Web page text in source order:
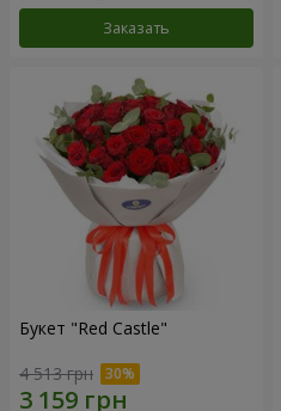
Заказать
Букет "Red Castle"
4 513 грн